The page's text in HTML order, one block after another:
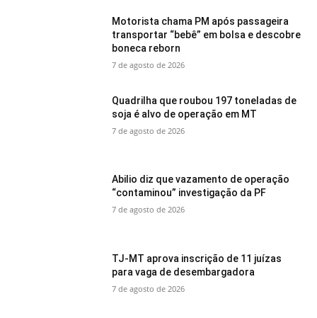
Motorista chama PM após passageira
transportar “bebê” em bolsa e descobre
boneca reborn
7 de agosto de 2026
Quadrilha que roubou 197 toneladas de
soja é alvo de operação em MT
7 de agosto de 2026
Abilio diz que vazamento de operação
“contaminou” investigação da PF
7 de agosto de 2026
TJ-MT aprova inscrição de 11 juízas
para vaga de desembargadora
7 de agosto de 2026